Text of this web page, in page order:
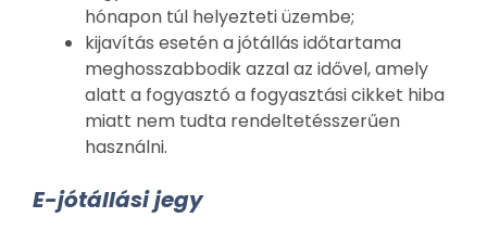
hónapon túl helyezteti üzembe;
kijavítás esetén a jótállás időtartama
meghosszabbodik azzal az idővel, amely
alatt a fogyasztó a fogyasztási cikket hiba
miatt nem tudta rendeltetésszerűen
használni.
E-jótállási jegy